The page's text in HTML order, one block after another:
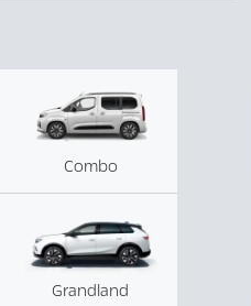
Combo
Grandland